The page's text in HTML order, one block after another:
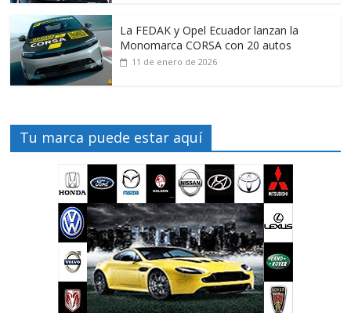
La FEDAK y Opel Ecuador lanzan la
Monomarca CORSA con 20 autos
11 de enero de 2026
Tu marca puede estar aquí